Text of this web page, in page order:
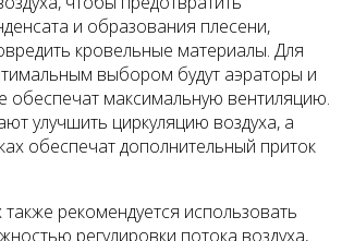
и образования плесени,
кровельные материалы. Для
выбором будут аэраторы и
обеспечат максимальную вентиляцию.
улучшить циркуляцию воздуха, а
обеспечат дополнительный приток
также рекомендуется использовать
регулировки потока воздуха,